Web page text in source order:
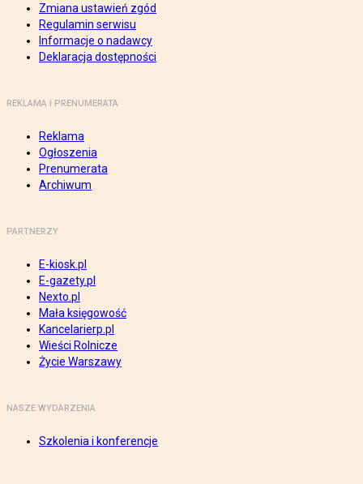
Zmiana ustawień zgód
Regulamin serwisu
Informacje o nadawcy
Deklaracja dostępności
REKLAMA I PRENUMERATA
Reklama
Ogłoszenia
Prenumerata
Archiwum
PARTNERZY
E-kiosk.pl
E-gazety.pl
Nexto.pl
Mała księgowość
Kancelarierp.pl
Wieści Rolnicze
Życie Warszawy
NASZE WYDARZENIA
Szkolenia i konferencje